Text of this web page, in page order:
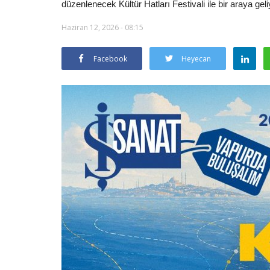
düzenlenecek Kültür Hatları Festivali ile bir araya
Haziran 12, 2026 - 08:15
Facebook Heyecan